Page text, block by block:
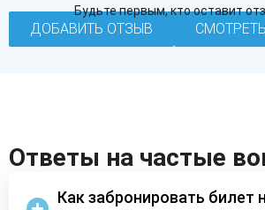
Будьте первым, кто оставит
ДОБАВИТЬ ОТЗЫВ
Ответы на частые
Как забронировать билет